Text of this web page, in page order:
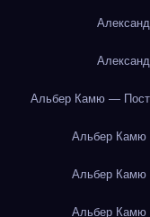
Альбер Камю —
Альбер
Альбер
Альбер